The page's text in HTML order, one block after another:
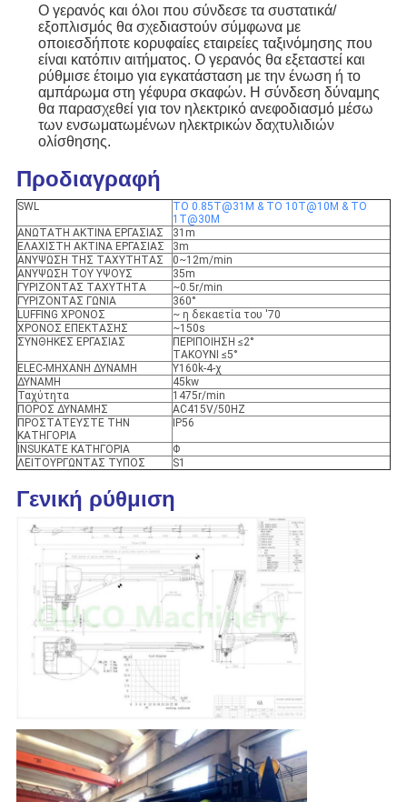
Ο γερανός και όλοι που σύνδεσε τα συστατικά/
εξοπλισμός θα σχεδιαστούν σύμφωνα με
οποιεσδήποτε κορυφαίες εταιρείες ταξινόμησης που
είναι κατόπιν αιτήματος. Ο γερανός θα εξεταστεί και
ρύθμισε έτοιμο για εγκατάσταση με την ένωση ή το
αμπάρωμα στη γέφυρα σκαφών. Η σύνδεση δύναμης
θα παρασχεθεί για τον ηλεκτρικό ανεφοδιασμό μέσω
των ενσωματωμένων ηλεκτρικών δαχτυλιδιών
ολίσθησης.
Προδιαγραφή
SWL
ΤΟ 0.85T@31M & ΤΟ 10T@10M & ΤΟ
1T@30M
ΑΝΩΤΑΤΗ ΑΚΤΙΝΑ ΕΡΓΑΣΙΑΣ
31m
ΕΛΑΧΙΣΤΗ ΑΚΤΙΝΑ ΕΡΓΑΣΙΑΣ
3m
ΑΝΥΨΩΣΗ ΤΗΣ ΤΑΧΥΤΗΤΑΣ
0~12m/min
ΑΝΥΨΩΣΗ ΤΟΥ ΥΨΟΥΣ
35m
ΓΥΡΙΖΟΝΤΑΣ ΤΑΧΥΤΗΤΑ
~0.5r/min
ΓΥΡΙΖΟΝΤΑΣ ΓΩΝΙΑ
360°
LUFFING ΧΡΟΝΟΣ
~ η δεκαετία του '70
ΧΡΟΝΟΣ ΕΠΕΚΤΑΣΗΣ
~150s
ΣΥΝΘΗΚΕΣ ΕΡΓΑΣΙΑΣ
ΠΕΡΙΠΟΙΗΣΗ ≤2°
ΤΑΚΟΥΝΙ ≤5°
ELEC-ΜΗΧΑΝΗ ΔΥΝΑΜΗ
Y160k-4-χ
ΔΥΝΑΜΗ
45kw
Ταχύτητα
1475r/min
ΠΟΡΟΣ ΔΥΝΑΜΗΣ
AC415V/50HZ
ΠΡΟΣΤΑΤΕΥΣΤΕ ΤΗΝ
ΚΑΤΗΓΟΡΙΑ
IP56
INSUKATE ΚΑΤΗΓΟΡΙΑ
Φ
ΛΕΙΤΟΥΡΓΩΝΤΑΣ ΤΥΠΟΣ
S1
Γενική ρύθμιση